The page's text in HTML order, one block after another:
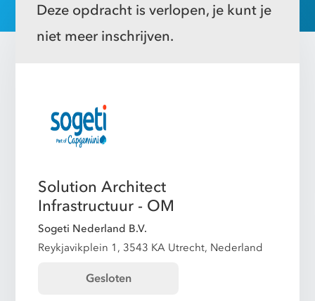
Deze opdracht is verlopen, je kunt je
niet meer inschrijven.
Solution Architect
Infrastructuur - OM
Sogeti Nederland B.V.
Reykjavikplein 1, 3543 KA Utrecht, Nederland
Gesloten